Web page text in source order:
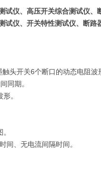
试仪、高压开关综合测试仪
试仪、开关特性测试仪、断
头开关6个断口的动态电阻波
同期。
。
间、无电流间隔时间。